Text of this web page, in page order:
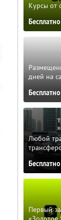
Курсы от
Бесплатно
дней на
Бесплатно
Любой
Бесплатно
Первый